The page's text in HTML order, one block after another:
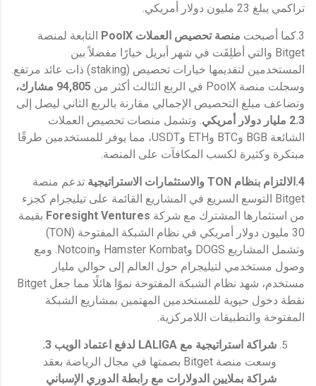
تراكمي يبلغ 23 مليون دولار أمريكي.
3.كما أصبحت منصة تحصيص العملات PoolX التابعة لمنصة
Bitget والتي أطلِقَت في شهر أبريل خيارًا مفضلاً بين
المستخدمين لتقديمها خيارات تحصيص (staking) ذات عائد مرتفع.
وسجلت منصة PoolX في الربع الثالث أكثر من
94,805 مشارك،
وتضاعف مبلغ التحصيص الإجمالي مقارنة بالربع الثاني ليصل إلى
2.3 مليار دولار أمريكي
. وتشمل منصات تحصيص العملات
الشائعة BGB وBTC وETH وUSDT، مما يوفر للمستخدمين طرقًا
مبتكرة وكثيرة لكسب المكافآت على المنصة.
4.الالتزام بنظام TON والاستثمارات الاستراتيجية تدعم منصة
Bitget التوسع السريع في المشاريع القائمة على تيليجرام كجزء
من استثمارها المشترك مع شركة Foresight Ventures بقيمة
30 مليون دولار أمريكي في نظام الشبكة المفتوحة (TON)
وتشمل المشاريع DOGS وHamster Kombat وNotcoin. ومع
وصول مستخدمي لتيليجرام حول العالم إلى حوالي مليار
مستخدم، شهد نظام الشبكة المفتوحة نموًا هائلًا مما جعل Bitget
نقطة دخول حيوية للمستخدمين المهتمين بمشاريع الشبكة
المفتوحة والتطبيقات اللامركزية.
شراكة استراتيجية مع LALIGA لدفع اعتماد الويب 3.
وسعت منصة Bitget بصمتها في مجال الرياضة بعقد
شراكة بملايين الدولارات مع رابطة الدوري الإسباني